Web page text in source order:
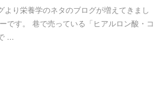
り栄養学のネタのブログが増えてきまし
です。 巷で売っている「ヒアルロン酸・コ
...